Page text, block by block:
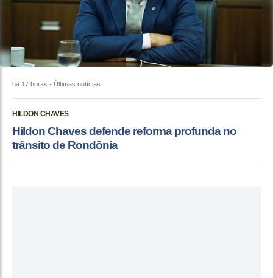
há 17 horas - Últimas notícias
HILDON CHAVES
Hildon Chaves defende reforma profunda no
trânsito de Rondônia